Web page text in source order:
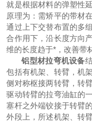
U形弯弧机
就是根据材料的弹塑性
原理为：需矫平的带材
通过上下交替布置的多
合作用下，沿长度方向
维的长度趋于*，改善带
铝型材拉弯机设备
包括有机架、转臂，机
侧对称枢接两转臂，转
驱动转臂的拉弯油缸的
塞杆之外端铰接于转臂
外段上，所述机架、转